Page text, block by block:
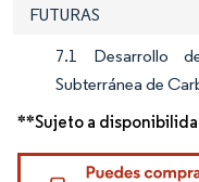
FUTURAS
7.1 Desarrollo
Subterránea de
**Sujeto a